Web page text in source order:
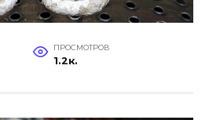
ПРОСМОТРОВ
1.2к.